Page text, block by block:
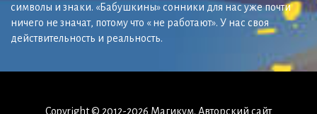
символы и знаки. «Бабушкины» сонники для нас уже почти
ничего не значат, потому что « не работают». У нас своя
действительность и реальность.
Copyright © 2012-2026 Магикум. Авторский сайт